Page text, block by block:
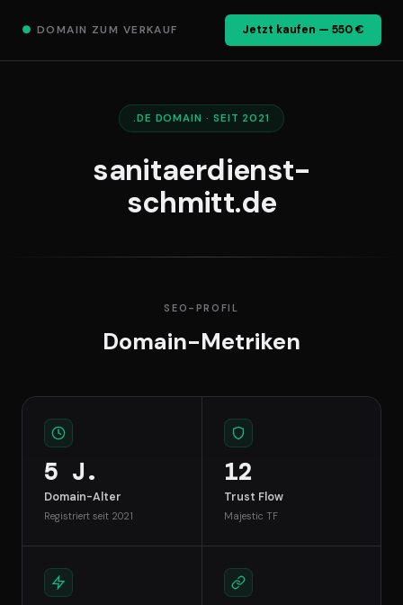
● DOMAIN ZUM VERKAUF Jetzt kaufen — 550 €
.DE DOMAIN · SEIT 2021
sanitaerdienst-
schmitt.de
SEO-PROFIL
Domain-Metriken
5 J.
Domain-Alter
Registriert seit 2021
12
Trust Flow
Majestic TF